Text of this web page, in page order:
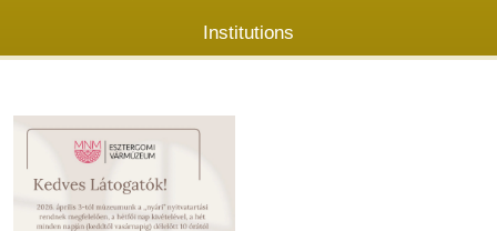
Institutions